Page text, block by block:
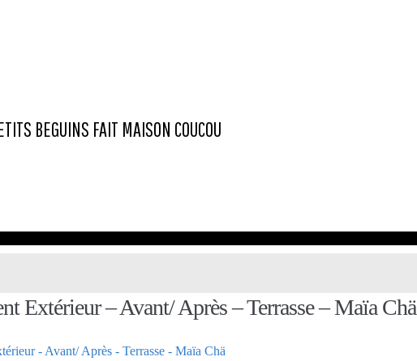
BEGUINS FAIT MAISON COUCOU
Extérieur – Avant/ Après – Terrasse – Maïa Chä